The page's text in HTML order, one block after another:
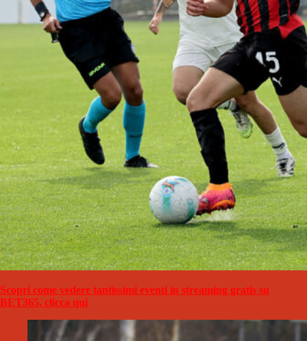
Scopri come vedere tantissimi eventi in streaming gratis su
BET365, clicca qui